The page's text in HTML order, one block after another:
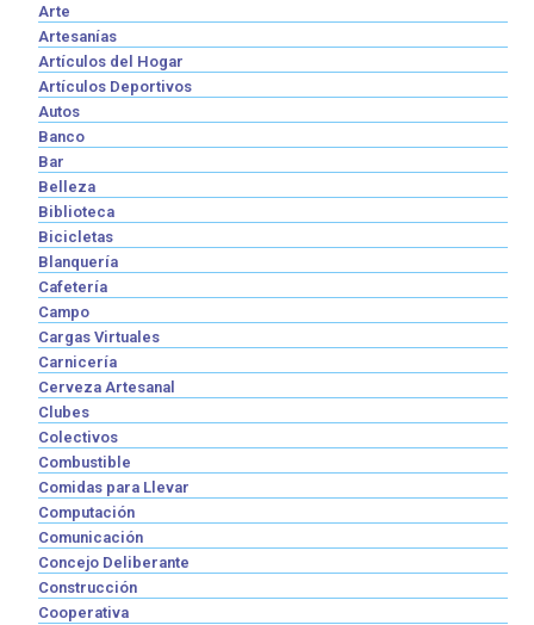
Arte
Artesanías
Artículos del Hogar
Artículos Deportivos
Autos
Banco
Bar
Belleza
Biblioteca
Bicicletas
Blanquería
Cafetería
Campo
Cargas Virtuales
Carnicería
Cerveza Artesanal
Clubes
Colectivos
Combustible
Comidas para Llevar
Computación
Comunicación
Concejo Deliberante
Construcción
Cooperativa